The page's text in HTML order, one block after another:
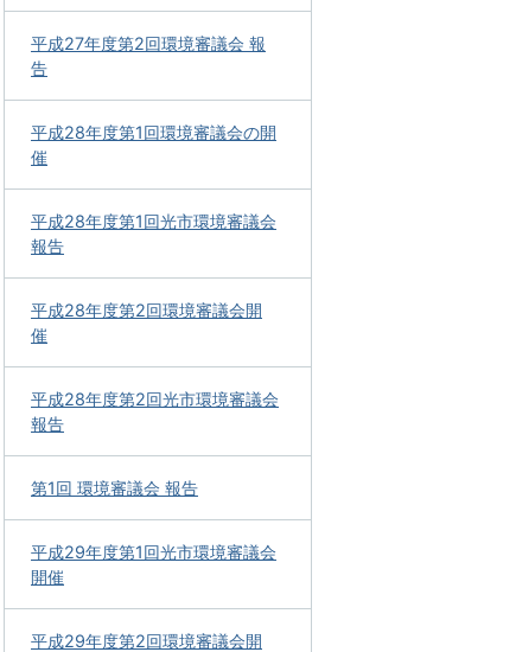
平成27年度第2回環境審議会 報
告
平成28年度第1回環境審議会の開
催
平成28年度第1回光市環境審議会
報告
平成28年度第2回環境審議会開
催
平成28年度第2回光市環境審議会
報告
第1回 環境審議会 報告
平成29年度第1回光市環境審議会
開催
平成29年度第2回環境審議会開